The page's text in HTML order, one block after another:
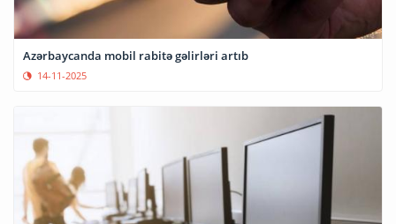
Azərbaycanda mobil rabitə gəlirləri artıb
14-11-2025